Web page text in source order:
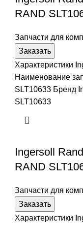
RAND
Запчасти для
Заказать
Характеристики
Наименование
SLT10633 Бренд
SLT10633
Ingersoll
RAND
Запчасти для
Заказать
Характеристики